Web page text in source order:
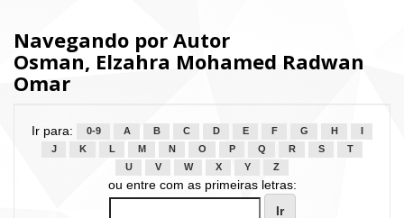
Navegando por Autor
Osman, Elzahra Mohamed Radwan
Omar
Ir para: 0-9 A B C D E F G H
J
K L M N O P Q R S
T
U
V W X Y Z
ou entre com as primeiras letras: